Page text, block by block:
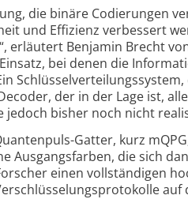
die binäre Codierungen
und Effizienz verbessert
erläutert Benjamin Brecht
bei denen die
der in der Lage ist,
jedoch bisher noch nicht
Gatter, kurz
Ausgangs­farben, die sich
einen voll­ständigen